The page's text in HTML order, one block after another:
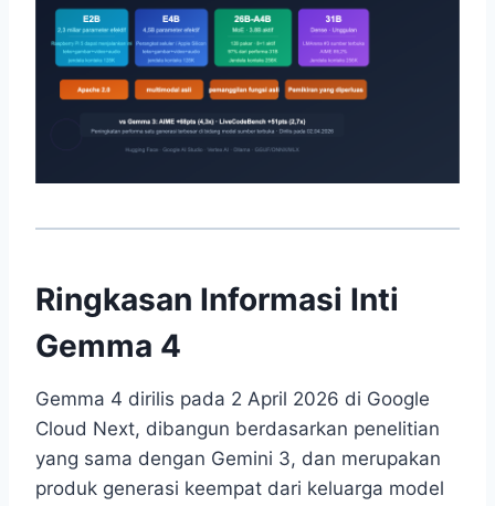
Ringkasan Informasi Inti
Gemma 4
Gemma 4 dirilis pada 2 April 2026 di Google
Cloud Next, dibangun berdasarkan penelitian
yang sama dengan Gemini 3, dan merupakan
produk generasi keempat dari keluarga model